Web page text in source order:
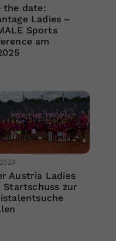
the date:
Ladies –
Sports
am
Austria Ladies
Startschuss zur